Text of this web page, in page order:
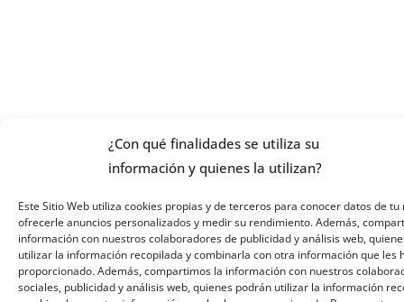
¿Con qué finalidades se utiliza su
información y quienes la utilizan?
Este Sitio Web utiliza cookies propias y de terceros para conocer datos de tu
ofrecerle anuncios personalizados y medir su rendimiento. Además,
información con nuestros colaboradores de publicidad y análisis web,
utilizar la información recopilada y combinarla con otra información que les
proporcionado. Además, compartimos la información con nuestros
sociales, publicidad y análisis web, quienes podrán utilizar la información